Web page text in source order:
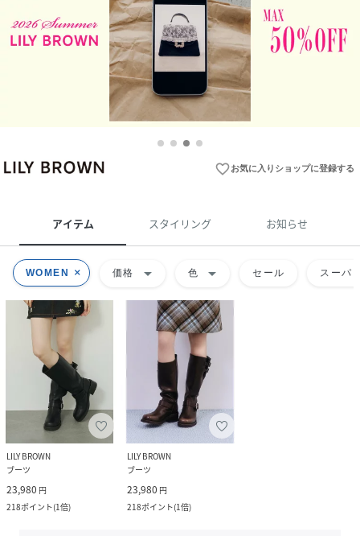
favorite_borderお気に入りショップに登録する
アイテム スタイリング お知らせ
WOMEN 価格 arrow_drop_down 色 arrow_drop_down セール スーパ
LILY BROWN
ブーツ
23,980 円
218ポイント(1倍)
LILY BROWN
ブーツ
23,980 円
218ポイント(1倍)